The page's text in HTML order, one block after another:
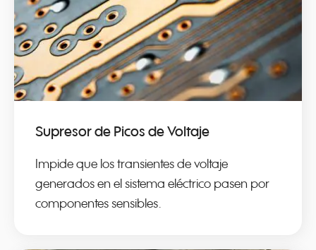
Supresor de Picos de Voltaje
Impide que los transientes de voltaje
generados en el sistema eléctrico pasen por
componentes sensibles.